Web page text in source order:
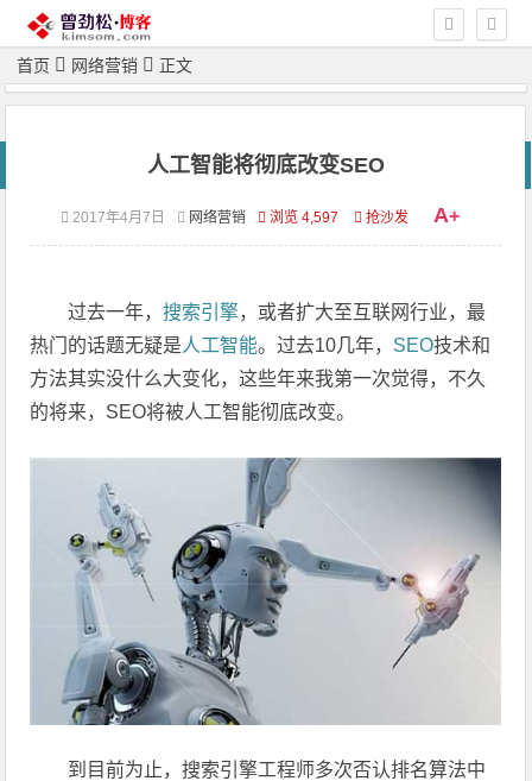
首页 网络营销 正文
人工智能将彻底改变SEO
2017年4月7日 网络营销 浏览 4,597 抢沙发 A+
过去一年，搜索引擎，或者扩大至互联网行业，最
热门的话题无疑是人工智能。过去10几年， SEO技术和
方法其实没什么大变化，这些年来我第一次觉得，不久
的将来，SEO将被人工智能彻底改变。
到目前为止，搜索引擎工程师多次否认排名算法中